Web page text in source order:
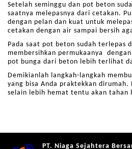
Setelah seminggu dan pot beton
saatnya melepasnya dari cetakan.
dengan pelan dan kuat untuk
cetakan dengan air sampai bersih
Pada saat pot beton sudah terlepas
membersihkan permukaanya
pot bunga dari beton lebih terlihat
Demikianlah langkah-langkah
yang bisa Anda praktekkan
selain lebih hemat tentu akan tahan
PT. Niaga Sejahtera